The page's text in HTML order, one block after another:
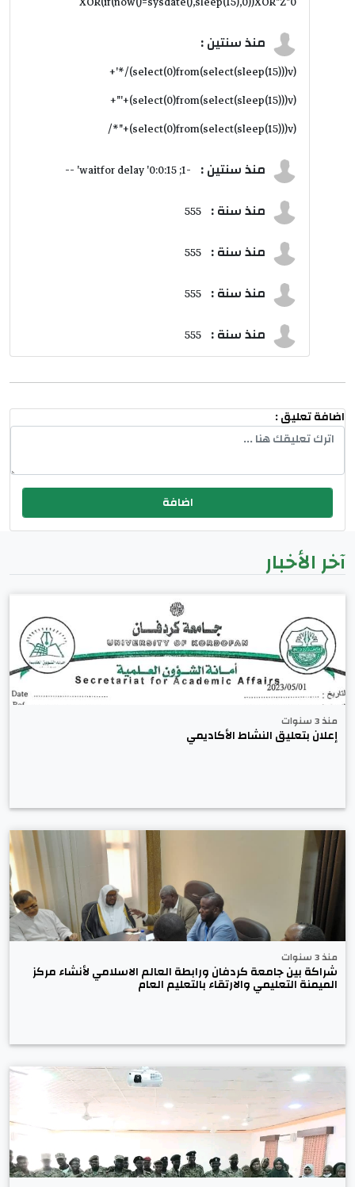
منذ سنتين :
(select(0)from(select(sleep(15)))v)/*'+
(select(0)from(select(sleep(15)))v)+'"+
(select(0)from(select(sleep(15)))v)+"*/
منذ سنتين : -1; waitfor delay '0:0:15' --
منذ سنة : 555
منذ سنة : 555
منذ سنة : 555
منذ سنة : 555
اضافة تعليق :
آخر الأخبار
منذ 3 سنوات
إعلان بتعليق النشاط الأكاديمي
منذ 3 سنوات
شراكة بين جامعة كردفان ورابطة العالم الاسلامي لأنشاء مركز
الميمنة التعليمي والارتقاء بالتعليم العام